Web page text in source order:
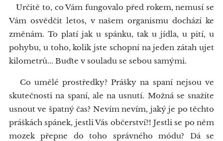
Určitě to, co Vám fungovalo před rokem, nemusí se
Vám osvědčit letos, v našem organismu dochází ke
změnám. To platí jak u spánku, tak u jídla, u pití, u
pohybu, u toho, kolik jste schopní na jeden zátah ujet
kilometrů... Buďte v souladu se sebou samými.
Co umělé prostředky? Prášky na spaní nejsou ve
skutečnosti na spaní, ale na usnutí. Možná se snažíte
usnout ve špatný čas? Nevím nevím, jaký je po těchto
práškách spánek, jestli Vás občerství?! Jestli se po něm
mozek přepne do toho správného módu? Dá se